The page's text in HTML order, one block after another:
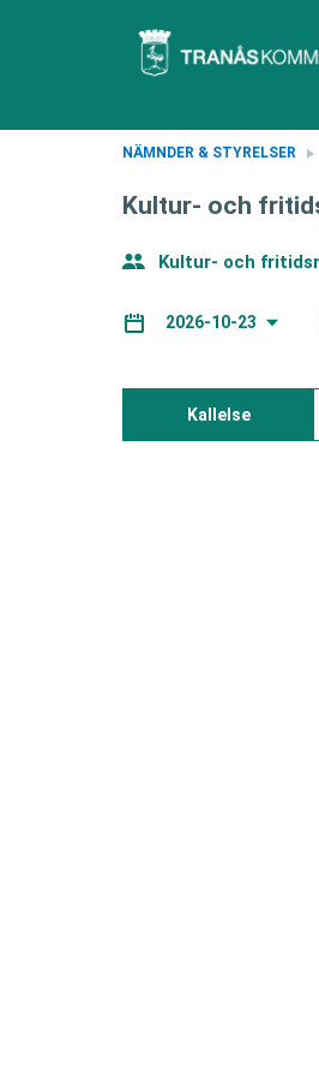
NÄMNDER & STYRELSER
Kultur- och
Kultur- och
2026-10-23
Kallelse